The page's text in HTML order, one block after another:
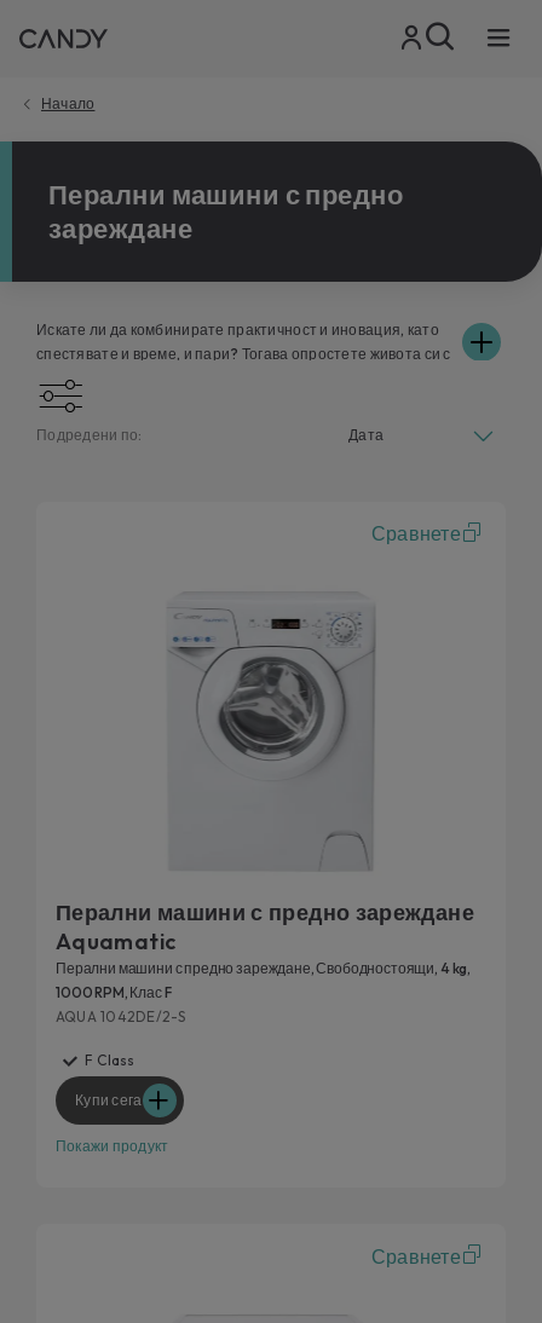
Начало
Перални машини с предно
зареждане
Искате ли да комбинирате практичност и иновация, като
спестявате и време, и пари? Тогава опростете живота си с
пералните машини Candy, скъпоценни съюзници в
ежедневието ви, защото те перат с уважение към дрехите
ви без ненужен разход на вода и електричество.
нуждите от чистота на вашето семейство. Освен това
благодарение на свързаността на пералните машини
смартфон или с гласа си.
И накрая, нашите перални машини с предно зареждане
са тествани за дълготрайност:открийте подробности
за нашите 20-годишни тестове за издръжливост.
Подредени по:
Сравнете
Перални машини с предно зареждане
Aquamatic
Перални машини с предно зареждане, Свободностоящи, 4 kg,
1000 RPM, Клас F
AQUA 1042DE/2-S
F Class
Купи сега
Покажи продукт
Сравнете